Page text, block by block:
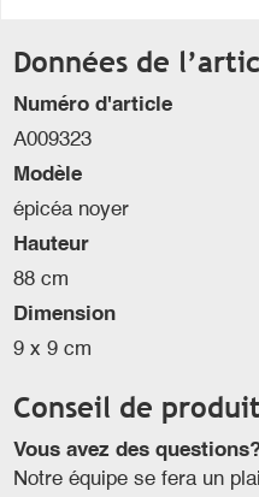
Données de
Numéro d'article
A009323
Modèle
épicéa noyer
Hauteur
88 cm
Dimension
9 x 9 cm
Conseil de produit
Vous avez des
Notre équipe se fera un